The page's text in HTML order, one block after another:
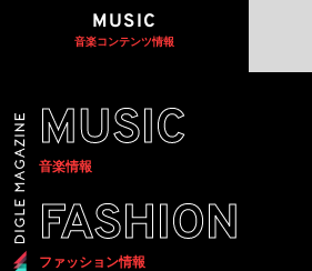
MUSIC
音楽コンテンツ情報
MUSIC
音楽情報
FASHION
ファッション情報